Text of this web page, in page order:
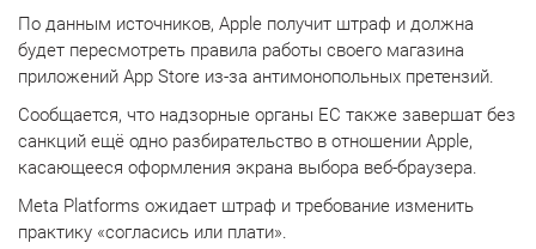
По данным источников, Apple получит штраф и должна
будет пересмотреть правила работы своего магазина
приложений App Store из-за антимонопольных претензий.
Сообщается, что надзорные органы ЕС также завершат без
санкций ещё одно разбирательство в отношении Apple,
касающееся оформления экрана выбора веб-браузера.
Meta Platforms ожидает штраф и требование изменить
практику «согласись или плати».